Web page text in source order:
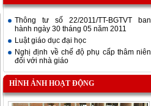
Thông tư số 22/2011/TT-BGTVT ban
hành ngày 30 tháng 05 năm 2011
Luật giáo dục đại học
Nghị định về chế độ phụ cấp thâm niên
đối với nhà giáo
HÌNH ẢNH HOẠT ĐỘNG